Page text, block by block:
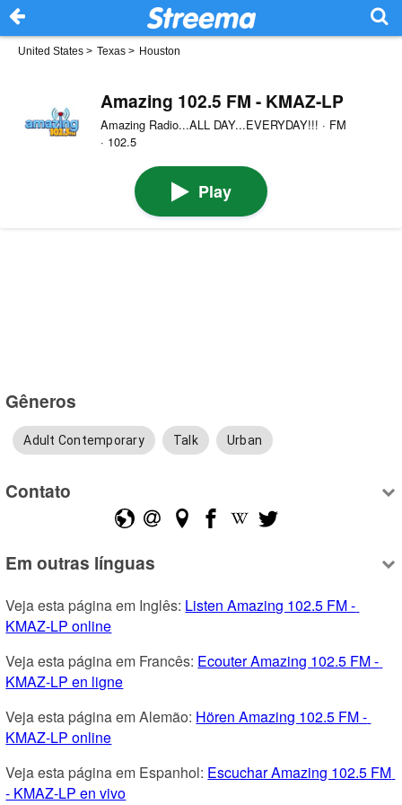
United States > Texas > Houston
Amazing 102.5 FM - KMAZ-LP
Amazing Radio...ALL DAY...EVERYDAY!!! · FM
· 102.5
Play
Gêneros
Adult Contemporary Talk Urban
Contato
Em outras línguas
Veja esta página em Inglês: Listen Amazing 102.5 FM -
KMAZ-LP online
Veja esta página em Francês: Ecouter Amazing 102.5 FM -
KMAZ-LP en ligne
Veja esta página em Alemão: Hören Amazing 102.5 FM -
KMAZ-LP online
Veja esta página em Espanhol: Escuchar Amazing 102.5 FM
- KMAZ-LP en vivo